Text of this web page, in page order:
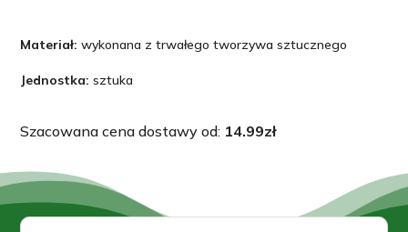
Materiał: wykonana z trwałego tworzywa sztucznego
Jednostka: sztuka
Szacowana cena dostawy od: 14.99zł